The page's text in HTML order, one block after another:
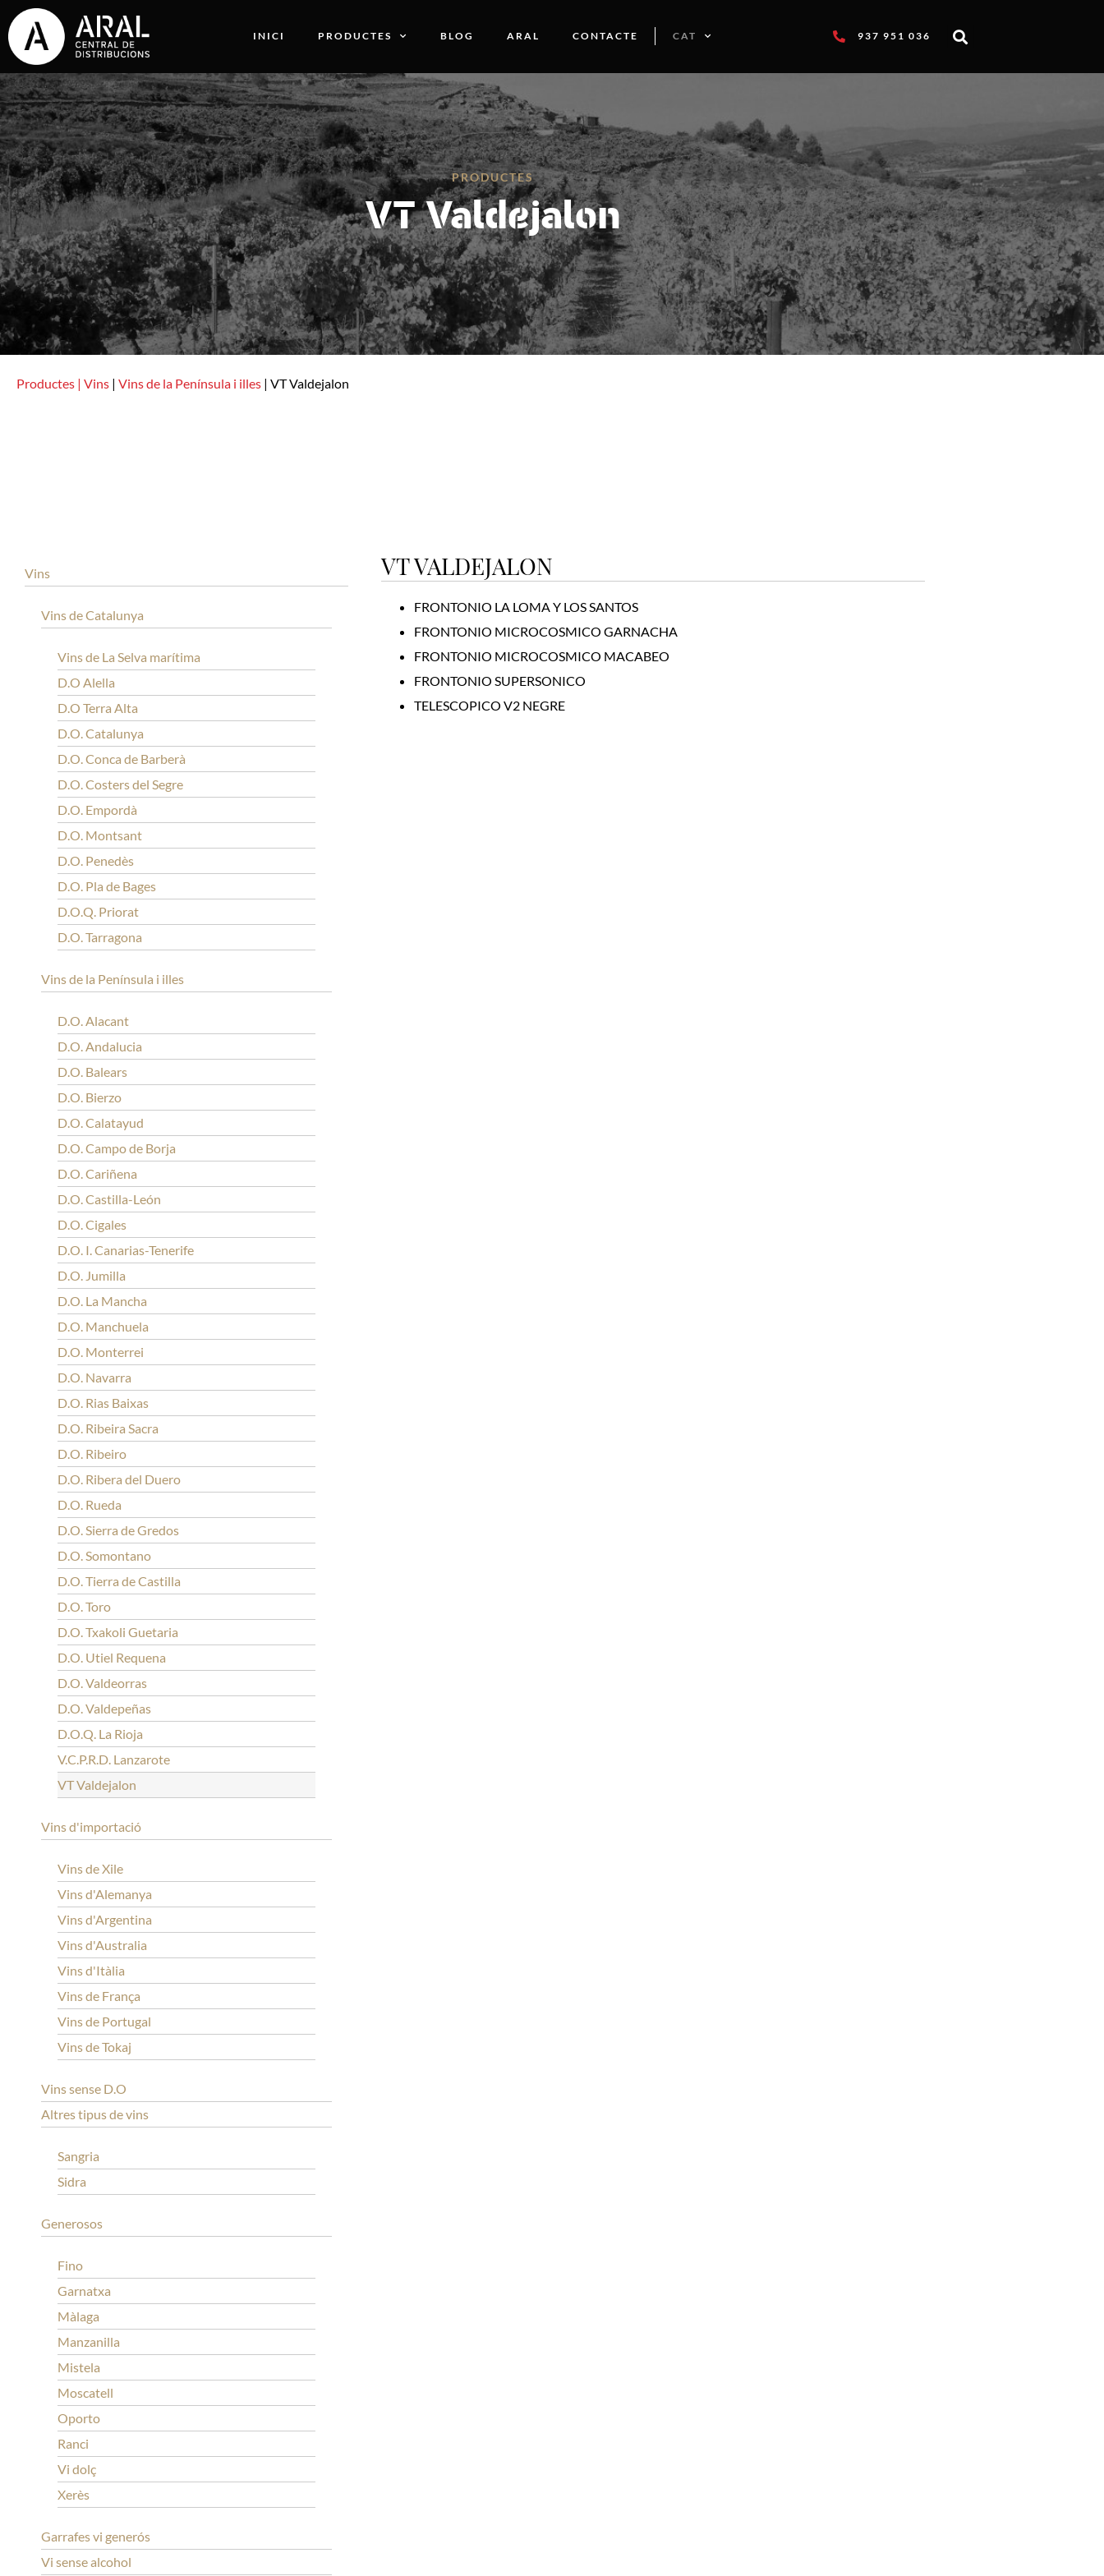
INICI PRODUCTES BLOG ARAL CONTACTE CAT 937 951 036
PRODUCTES
VT Valdejalon
Productes | Vins | Vins de la Península i illes | VT Valdejalon
Vins
Vins de Catalunya
Vins de La Selva marítima
D.O Alella
D.O Terra Alta
D.O. Catalunya
D.O. Conca de Barberà
D.O. Costers del Segre
D.O. Empordà
D.O. Montsant
D.O. Penedès
D.O. Pla de Bages
D.O.Q. Priorat
D.O. Tarragona
Vins de la Península i illes
D.O. Alacant
D.O. Andalucia
D.O. Balears
D.O. Bierzo
D.O. Calatayud
D.O. Campo de Borja
D.O. Cariñena
D.O. Castilla-León
D.O. Cigales
D.O. I. Canarias-Tenerife
D.O. Jumilla
D.O. La Mancha
D.O. Manchuela
D.O. Monterrei
D.O. Navarra
D.O. Rias Baixas
D.O. Ribeira Sacra
D.O. Ribeiro
D.O. Ribera del Duero
D.O. Rueda
D.O. Sierra de Gredos
D.O. Somontano
D.O. Tierra de Castilla
D.O. Toro
D.O. Txakoli Guetaria
D.O. Utiel Requena
D.O. Valdeorras
D.O. Valdepeñas
D.O.Q. La Rioja
V.C.P.R.D. Lanzarote
VT Valdejalon
Vins d'importació
Vins de Xile
Vins d'Alemanya
Vins d'Argentina
Vins d'Australia
Vins d'Itàlia
Vins de França
Vins de Portugal
Vins de Tokaj
Vins sense D.O
Altres tipus de vins
Sangria
Sidra
Generosos
Fino
Garnatxa
Màlaga
Manzanilla
Mistela
Moscatell
Oporto
Ranci
Vi dolç
Xerès
Garrafes vi generós
Vi sense alcohol
VT VALDEJALON
FRONTONIO LA LOMA Y LOS SANTOS
FRONTONIO MICROCOSMICO GARNACHA
FRONTONIO MICROCOSMICO MACABEO
FRONTONIO SUPERSONICO
TELESCOPICO V2 NEGRE